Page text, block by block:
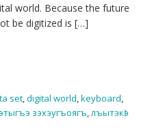
world. Because the future
be digitized is […]
set,digital world,keyboard,
зэхэугъоягъ,лъытэкӏэ